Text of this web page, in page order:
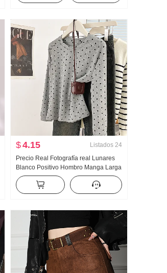
Pantalones
$4.15 Listados 24
Precio Real Fotografía real Lunares
Blanco Positivo Hombro Manga Larga
Camiseta Mujer Primavera Otoño
2024 Nuevo Camiseta Interior Interior
Ponerse al día Ropa